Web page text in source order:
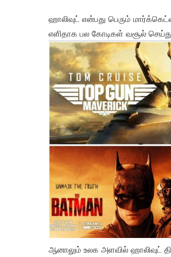
ஹாலிவுட் என்பது பெரும்
எளிதாக பல கோடிகள் வசூல்
ஆனாலும் உலக அளவில் ஹாலிவுட்